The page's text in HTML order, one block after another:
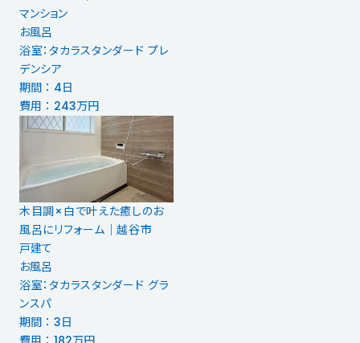
マンション
お風呂
浴室：タカラスタンダード プレ
デンシア
期間 ： 4日
費用 ： 243万円
木目調×白で叶えた癒しのお
風呂にリフォーム｜越谷市
戸建て
お風呂
浴室：タカラスタンダード グラ
ンスパ
期間 ： 3日